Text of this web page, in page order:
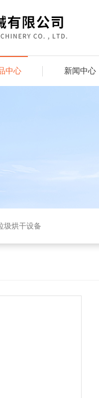
中心 新闻中心
圾烘干设备